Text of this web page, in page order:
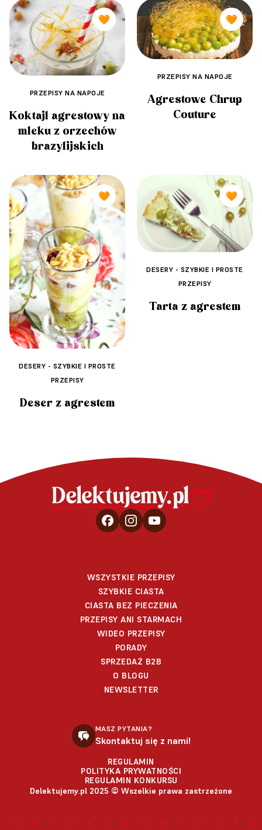
🧡
PRZEPISY NA NAPOJE
Koktajl agrestowy na
mleku z orzechów
brazylijskich
🧡
PRZEPISY NA NAPOJE
Agrestowe Chrup
Couture
🧡
DESERY - SZYBKIE I PROSTE
PRZEPISY
Deser z agrestem
🧡
DESERY - SZYBKIE I PROSTE
PRZEPISY
Tarta z agrestem
WSZYSTKIE PRZEPISY
SZYBKIE CIASTA
CIASTA BEZ PIECZENIA
PRZEPISY ANI STARMACH
WIDEO PRZEPISY
PORADY
SPRZEDAŻ B2B
O BLOGU
NEWSLETTER
MASZ PYTANIA?
Skontaktuj się z nami!
REGULAMIN
POLITYKA PRYWATNOŚCI
REGULAMIN KONKURSU
Delektujemy.pl 2025 © Wszelkie prawa zastrzeżone